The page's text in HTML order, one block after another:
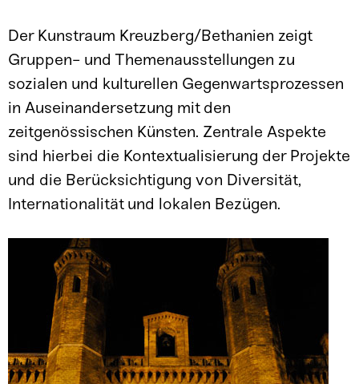
Der Kunstraum Kreuzberg/Bethanien zeigt
Gruppen- und Themenausstellungen zu
sozialen und kulturellen Gegenwartsprozessen
in Auseinandersetzung mit den
zeitgenössischen Künsten. Zentrale Aspekte
sind hierbei die Kontextualisierung der Projekte
und die Berücksichtigung von Diversität,
Internationalität und lokalen Bezügen.